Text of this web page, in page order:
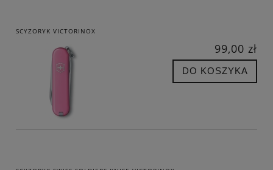
SCYZORYK VICTORINOX
99,00 zł
DO KOSZYKA